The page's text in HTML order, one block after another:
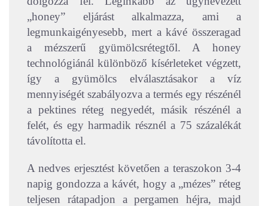
„honey” eljárást alkalmazza, ami a
legmunkaigényesebb, mert a kávé összeragad
a mézszerű gyümölcsrétegtől. A honey
technológiánál különböző kísérleteket végzett,
így a gyümölcs elválasztásakor a víz
mennyiségét szabályozva a termés egy részénél
a pektines réteg negyedét, másik részénél a
felét, és egy harmadik résznél a 75 százalékát
távolította el.
A nedves erjesztést követően a teraszokon 3-4
napig gondozza a kávét, hogy a „mézes” réteg
teljesen rátapadjon a pergamen héjra, majd